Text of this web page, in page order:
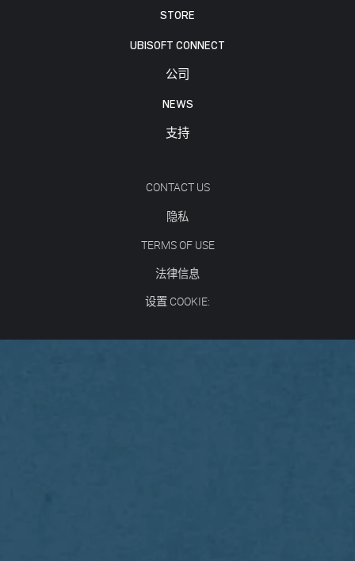
STORE
UBISOFT CONNECT
公司
NEWS
支持
CONTACT US
隐私
TERMS OF USE
法律信息
设置 COOKIE: